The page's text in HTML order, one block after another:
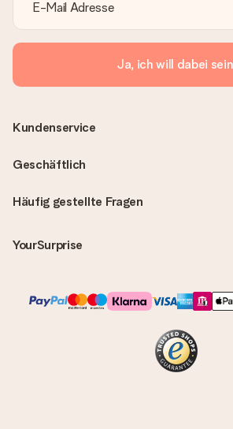
Ja, ich will dabei
Häufig gestellte Fragen
YourSurprise
Kundenservice
Geschäftlich